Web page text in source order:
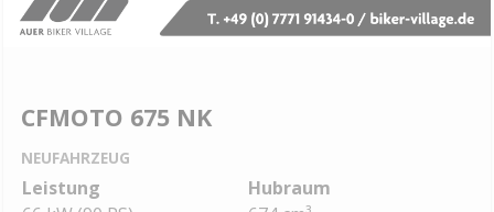
CFMOTO 675 NK
NEUFAHRZEUG
Leistung
Hubraum